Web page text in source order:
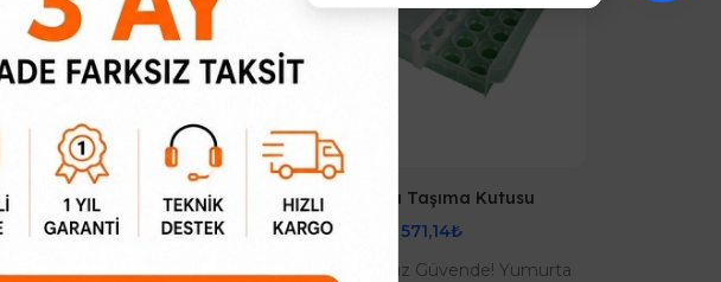
Kaz Ayak Bileziği
642,53₺
Kaz Ayak Bileziği 6
Yumurta Taşıma Kutusu
571,14₺
Yumurtalarınız Güvende! Yumurta